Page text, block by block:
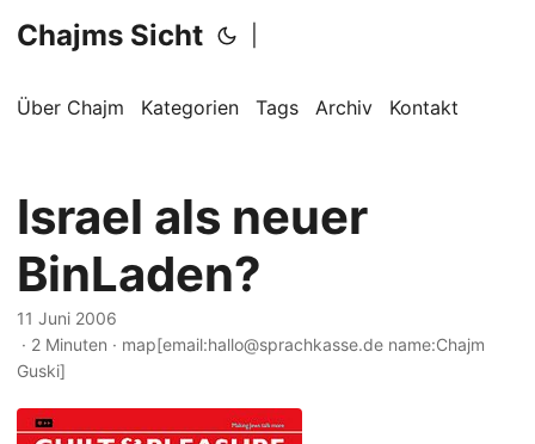
Chajms Sicht
Über Chajm Kategorien Tags Archiv Kontakt
Israel als neuer
BinLaden?
11 Juni 2006
· 2 Minuten · map[email:hallo@sprachkasse.de name:Chajm
Guski]